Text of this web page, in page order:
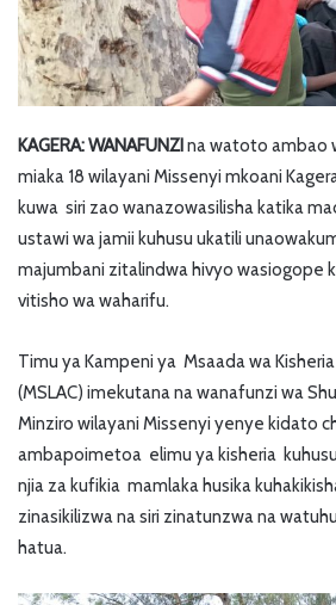
KAGERA: WANAFUNZIna watoto ambao
miaka 18 wilayani Missenyi mkoani
kuwa siri zao wanazowasilisha katika
ustawi wa jamii kuhusu ukatili
majumbani zitalindwa hivyo wasiogope
vitisho wa waharifu.
Timu ya Kampeni ya Msaada wa
(MSLAC) imekutana na wanafunzi wa
Minziro wilayani Missenyi yenye kidato
ambapoimetoa elimu ya kisheria
njia za kufikia mamlaka husika
zinasikilizwa na siri zinatunzwa na
hatua.